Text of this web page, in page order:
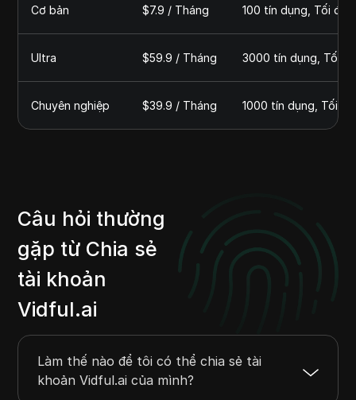
Cơ bản $7.9 / Tháng 100 tín dụng, Tối đa
Ultra $59.9 / Tháng 3000 tín dụng, Tối
Chuyên nghiệp $39.9 / Tháng 1000 tín dụng, Tối
Câu hỏi thường
gặp từ Chia sẻ
tài khoản
Vidful.ai
Làm thế nào để tôi có thể chia sẻ tài
khoản Vidful.ai của mình?